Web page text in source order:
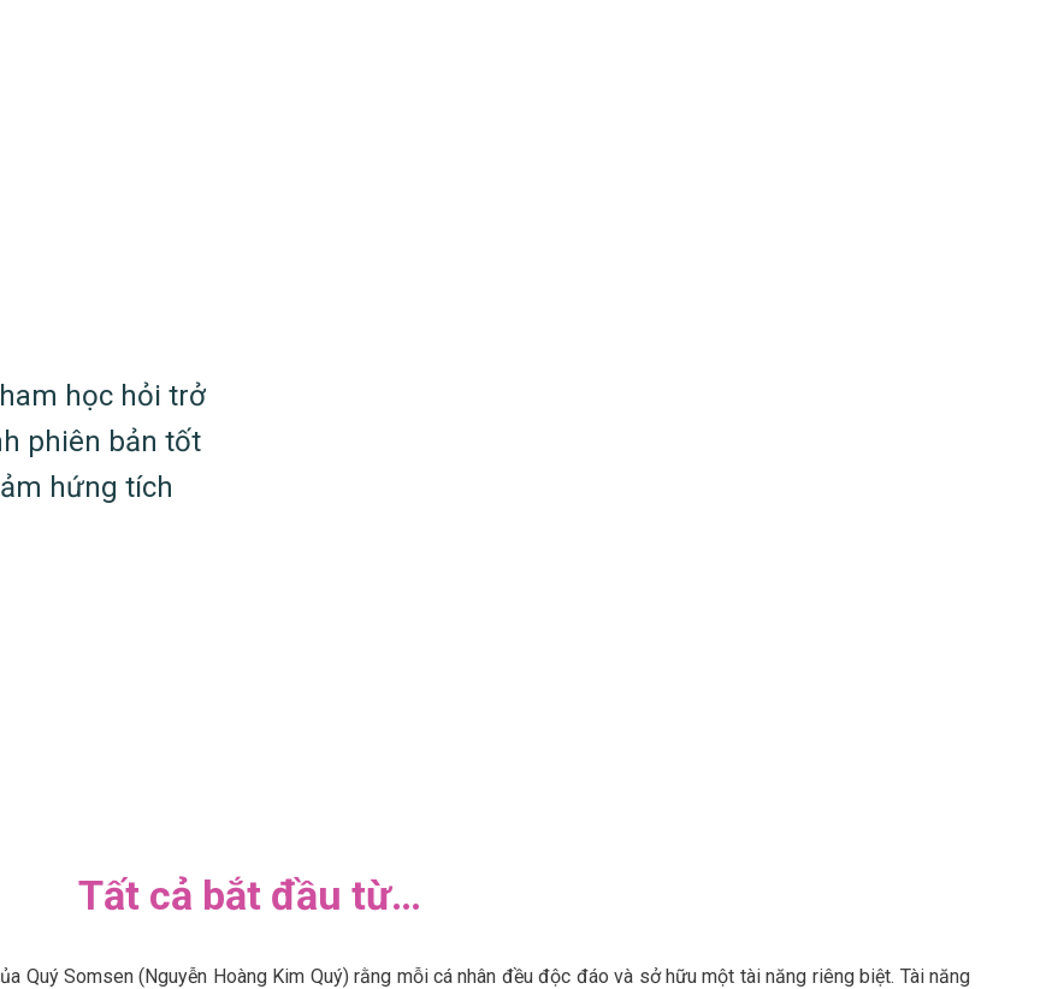
học hỏi trở
phiên bản tốt
hứng tích
Tất cả bắt đầu từ…
Quý Somsen (Nguyễn Hoàng Kim Quý) rằng mỗi cá nhân đều độc đáo và sở hữu một tài năng riêng biệt. Tài năng